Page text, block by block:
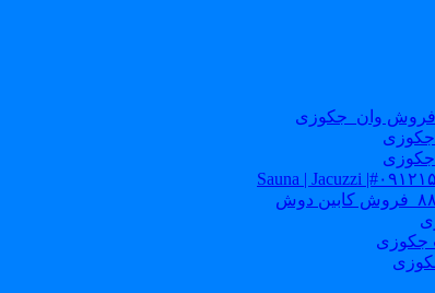
جکوزی
جکوزی
جکوزی